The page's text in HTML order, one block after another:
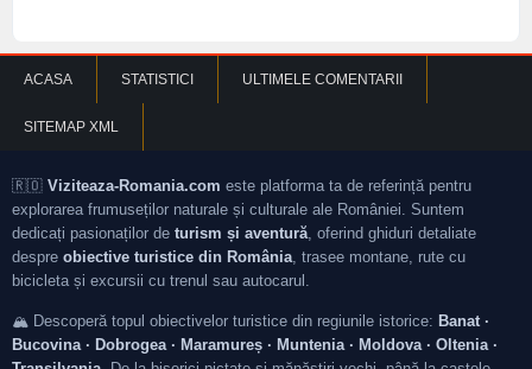
ACASA STATISTICI ULTIMELE COMENTARII
SITEMAP XML
🇷🇴 Viziteaza-Romania.com este platforma ta de referință pentru
explorarea frumuseților naturale și culturale ale României. Suntem
dedicați pasionaților de turism și aventură, oferind ghiduri detaliate
despre obiective turistice din România, trasee montane, rute cu
bicicleta și excursii cu trenul sau autocarul.
🏔️ Descoperă topul obiectivelor turistice din regiunile istorice: Banat ·
Bucovina · Dobrogea · Maramureș · Muntenia · Moldova · Oltenia ·